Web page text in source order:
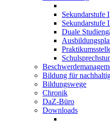
Sekundarstufe I
Sekundarstufe
Duale
Bildung für
Bildungswege
Chronik
DaZ-Büro
Downloads